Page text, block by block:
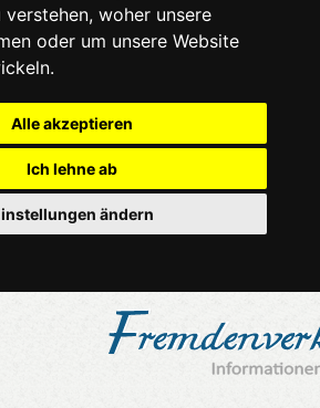
verstehen, woher unsere
oder um unsere Website
Alle akzeptieren
Ich lehne ab
ändern